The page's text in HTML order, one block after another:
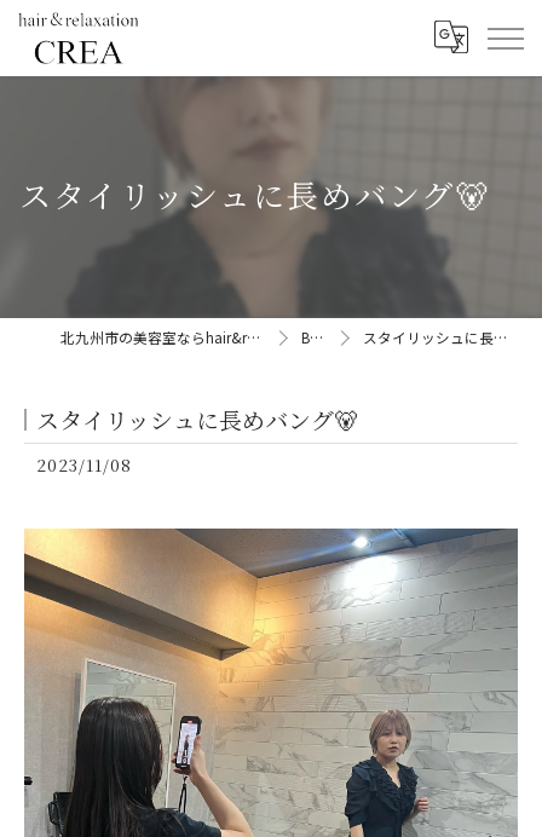
スタイリッシュに長めバング🐻
北九州市の美容室ならhair&relaxation CREA BLOG スタイリッシュに長めバング🐻
スタイリッシュに長めバング🐻
2023/11/08